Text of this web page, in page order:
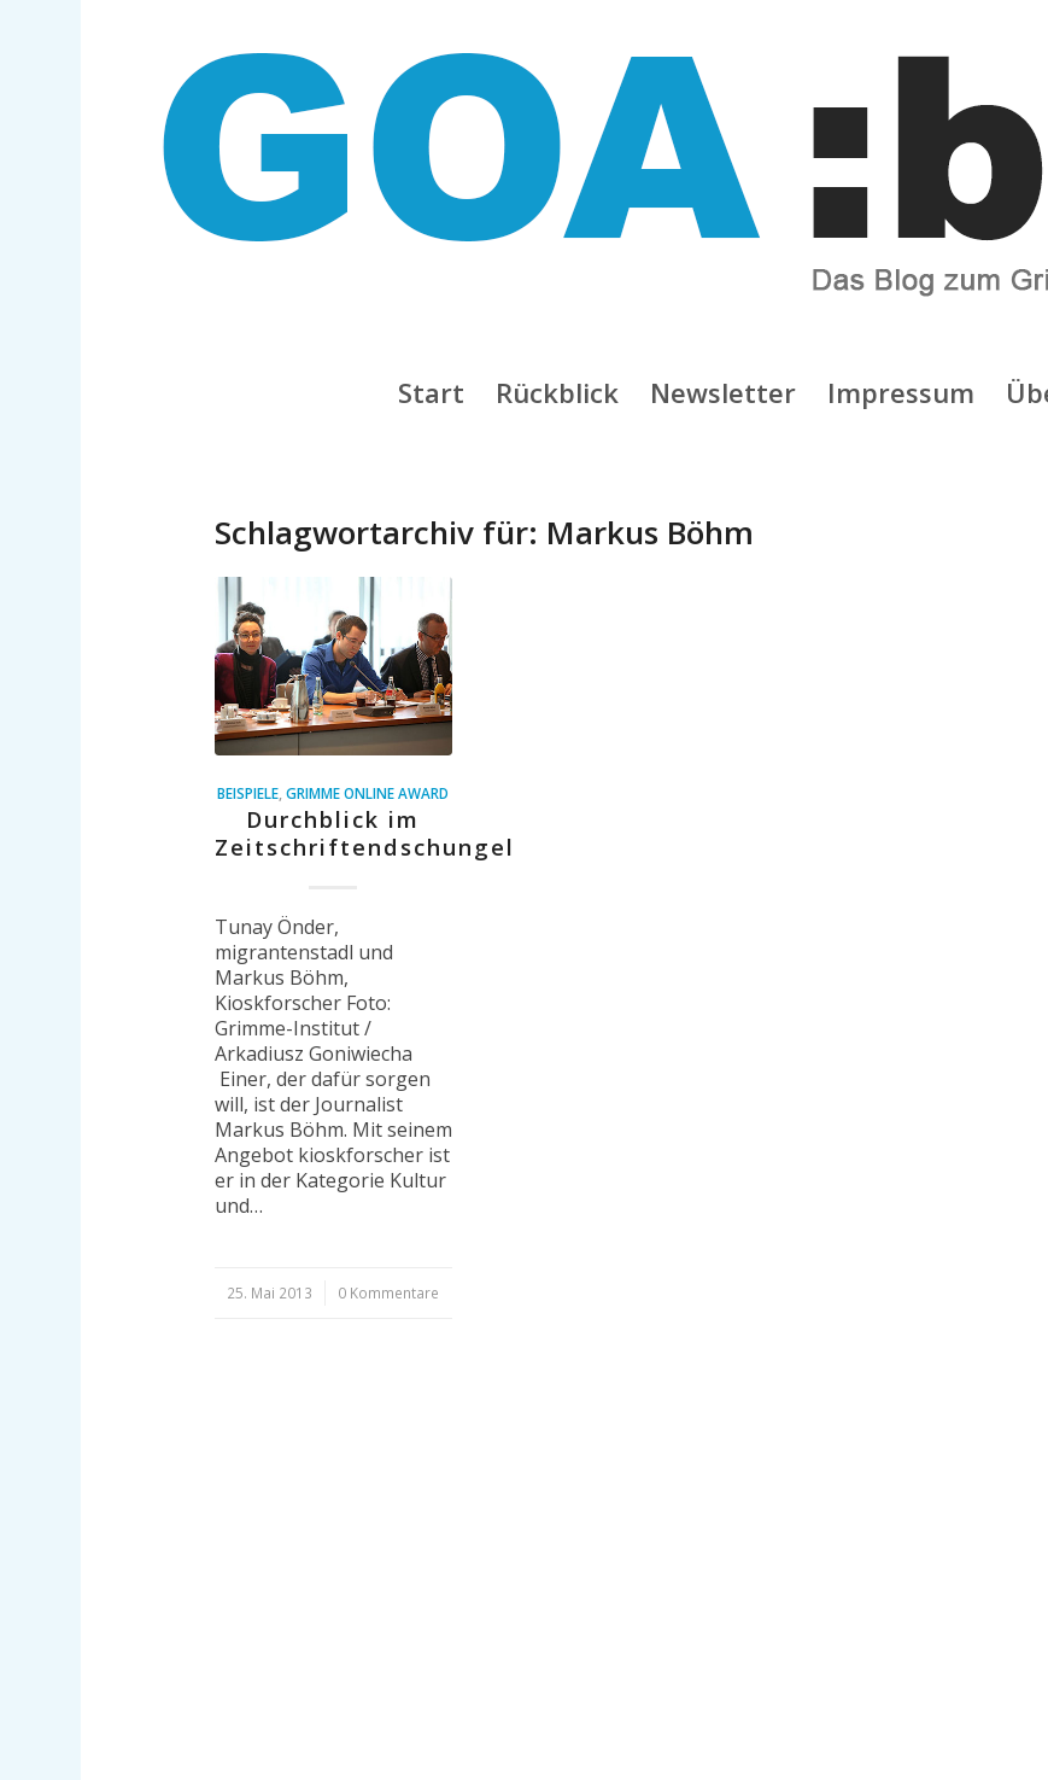
Start Rückblick Newsletter Impressum
Schlagwortarchiv für: Markus Böhm
BEISPIELE ,GRIMME ONLINE AWARD
Durchblick im
Zeitschriftendschungel
Tunay Önder,
migrantenstadl und
Markus Böhm,
Kioskforscher Foto:
Grimme-Institut /
Arkadiusz Goniwiecha
Einer, der dafür sorgen
will, ist der Journalist
Markus Böhm. Mit seinem
Angebot kioskforscher ist
er in der Kategorie Kultur
und…
25. Mai 2013
/ 0 Kommentare